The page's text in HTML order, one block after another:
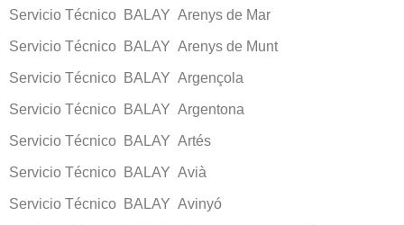
Servicio Técnico BALAY Arenys de Mar
Servicio Técnico BALAY Arenys de Munt
Servicio Técnico BALAY Argençola
Servicio Técnico BALAY Argentona
Servicio Técnico BALAY Artés
Servicio Técnico BALAY Avià
Servicio Técnico BALAY Avinyó